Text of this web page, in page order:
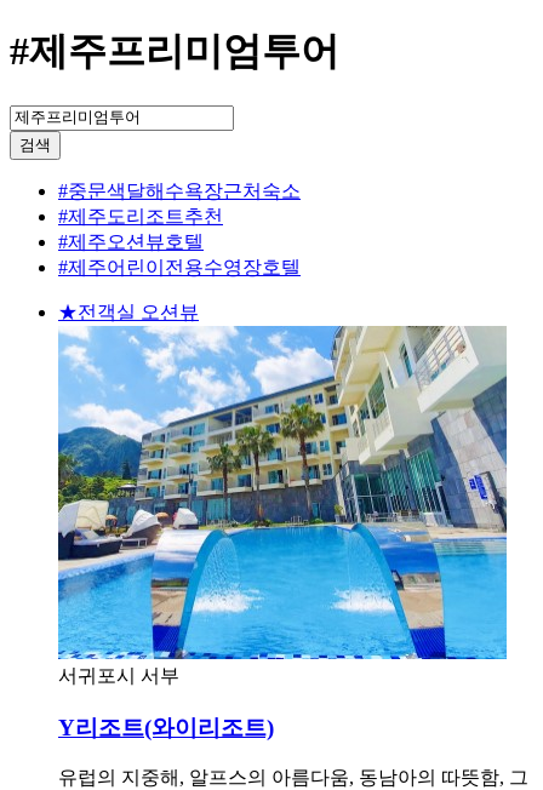
#제주프리미엄투어
검색
#중문색달해수욕장근처숙소
#제주도리조트추천
#제주오션뷰호텔
#제주어린이전용수영장호텔
★전객실 오션뷰
서귀포시 서부
Y리조트(와이리조트)
유럽의 지중해, 알프스의 아름다움, 동남아의 따뜻함, 그